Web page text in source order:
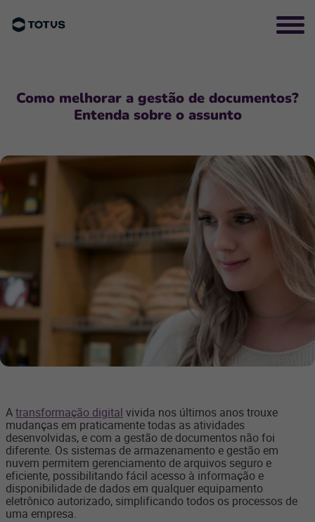
Como melhorar a gestão de documentos?
Entenda sobre o assunto
Atransformação digital vivida nos últimos anos trouxe
mudanças em praticamente todas as atividades
desenvolvidas, e com a gestão de documentos não foi
diferente. Os sistemas de armazenamento e gestão em
nuvem permitem gerenciamento de arquivos seguro e
eficiente, possibilitando fácil acesso à informação e
disponibilidade de dados em qualquer equipamento
eletrônico autorizado, simplificando todos os processos de
uma empresa.